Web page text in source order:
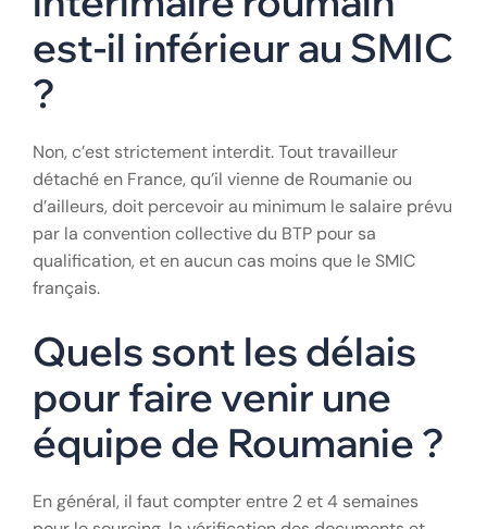
clé d’un secteur de la construction dynamique et
innovant.
FAQ : Questions
fréquentes sur
l’intérim BTP avec
la Roumanie
Le salaire d’un
intérimaire roumain
est-il inférieur au SMIC
?
Non, c’est strictement interdit. Tout travailleur